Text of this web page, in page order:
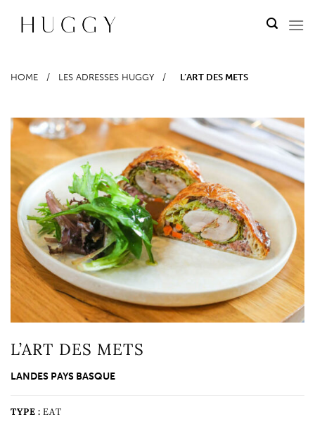
HOME / LES ADRESSES HUGGY / L’ART DES METS
L’ART DES METS
LANDES PAYS BASQUE
TYPE : EAT